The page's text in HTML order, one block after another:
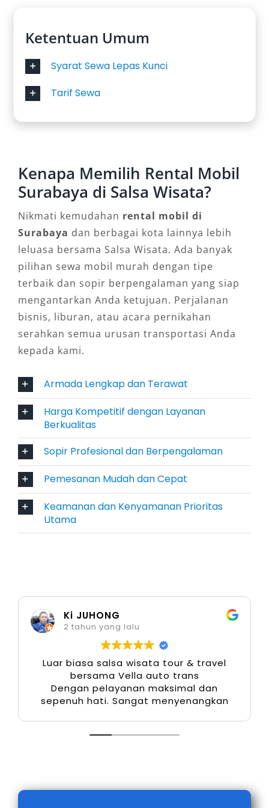
dengan preferensi, apakah ingin berkendara
4. Kenyamanan dan Keamanan
Terjamin
selama perjalanan. Cocok untuk keluarga, tamu
bisnis, maupun perjalanan penting yang
membutuhkan kenyamanan ekstra.
5. Solusi Praktis untuk Berbagai
Keperluan
Mulai dari wisata, perjalanan dinas, antar-
jemput bandara, hingga kebutuhan event,
rental mobil Surabaya murah dan fleksibel
menjadi solusi transportasi serbaguna tanpa
perlu repot mengatur kendaraan sendiri.
Pilihan Armada Rental Mobil
Surabaya
Berikut pilihan kendaraan yang umum tersedia
untuk berbagai kebutuhan:
Mobil Premium & Bisnis
Toyota Camry
Toyota Alphard
Mobil Keluarga & Harian
Daihatsu Xenia
Mitsubishi Xpander
Cocok untuk penggunaan sehari-hari, irit
Ketentuan Umum
Syarat Sewa Lepas Kunci
Tarif Sewa
Kenapa Memilih Rental Mobil
Surabaya di Salsa Wisata?
Nikmati kemudahan rental mobil di
Surabaya dan berbagai kota lainnya lebih
leluasa bersama Salsa Wisata. Ada banyak
pilihan sewa mobil murah dengan tipe
terbaik dan sopir berpengalaman yang siap
mengantarkan Anda ketujuan. Perjalanan
bisnis, liburan, atau acara pernikahan
serahkan semua urusan transportasi Anda
kepada kami.
Armada Lengkap dan Terawat
Harga Kompetitif dengan Layanan
Berkualitas
Sopir Profesional dan Berpengalaman
Pemesanan Mudah dan Cepat
Keamanan dan Kenyamanan Prioritas
Utama
Ki JUHONG
2 tahun yang lalu
Luar biasa salsa wisata tour & travel
bersama Vella auto trans
Dengan pelayanan maksimal dan
sepenuh hati. Sangat menyenangkan